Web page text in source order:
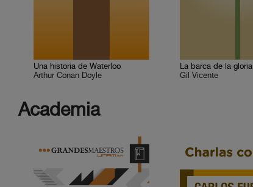
Una historia de Waterloo
Arthur Conan Doyle
La barca de la gloria
Gil Vicente
Academia